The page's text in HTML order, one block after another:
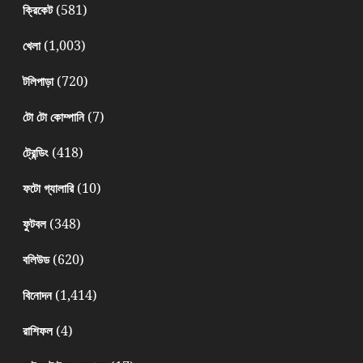
ক্রিকেট(581)
খেলা(1,003)
টলিপাড়া(720)
টো টো কোম্পানি(7)
ট্রেন্ডিং(418)
ফটো গ্যালারি(10)
ফুটবল(348)
বলিউড(620)
বিনোদন(1,414)
রাশিফল(4)